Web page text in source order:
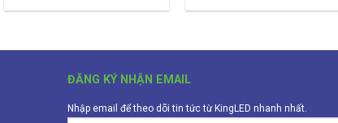
ĐĂNG KÝ NHẬN EMAIL
Nhập email để theo dõi tin tức từ KingLED nhanh nhất.